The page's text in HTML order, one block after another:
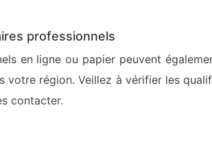
professionnels
en ligne ou papier peuvent
votre région. Veillez à vérifier les
contacter.